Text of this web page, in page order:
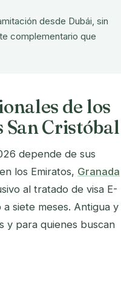
desde Dubái, sin
complementario que
de los
San Cristóbal
depende de sus
los Emiratos, Granada
al tratado de visa E-
siete meses. Antigua y
y para quienes buscan